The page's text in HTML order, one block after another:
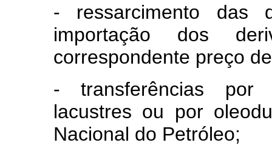
- ressarcimento das
importação dos
correspondente preço
- transferências por
lacustres ou por
Nacional do Petróleo;